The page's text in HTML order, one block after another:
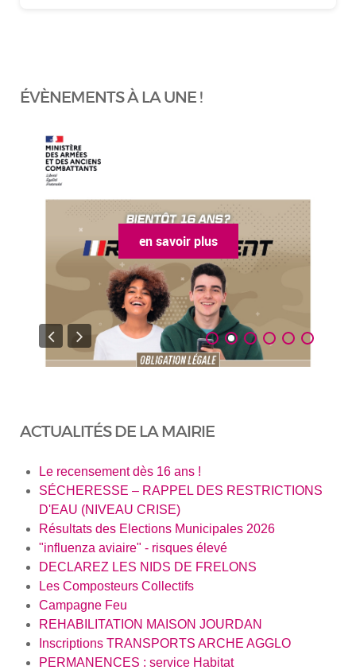
ÉVÈNEMENTS À LA UNE !
en savoir plus
ACTUALITÉS DE LA MAIRIE
Le recensement dès 16 ans !
SÉCHERESSE – RAPPEL DES RESTRICTIONS
D'EAU (NIVEAU CRISE)
Résultats des Elections Municipales 2026
"influenza aviaire" - risques élevé
DECLAREZ LES NIDS DE FRELONS
Les Composteurs Collectifs
Campagne Feu
REHABILITATION MAISON JOURDAN
Inscriptions TRANSPORTS ARCHE AGGLO
PERMANENCES : service Habitat